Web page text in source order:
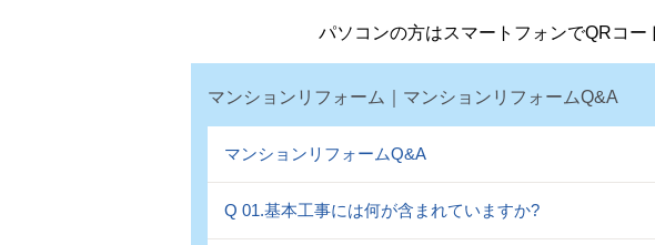
パソコンの方はスマートフォンでQRコー
マンションリフォーム｜マンションリフォームQ&A
マンションリフォームQ&A
Q 01.基本工事には何が含まれていますか?